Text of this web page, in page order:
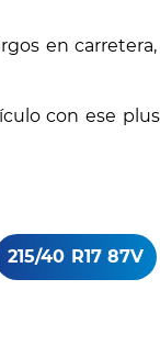
en
con ese
215/40 R17 87V